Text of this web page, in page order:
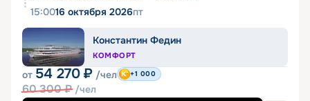
15:0016 октября 2026пт
Константин Федин
КОМФОРТ
от 54 270 ₽ /чел
60 300₽ /чел
+1 000